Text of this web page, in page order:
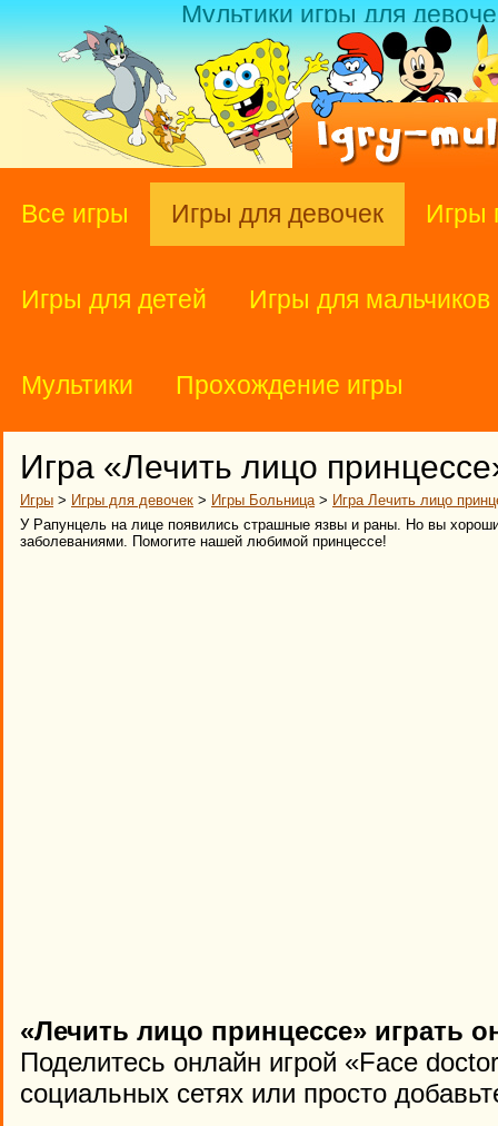
Мультики игры для
Все игры Игры для девочек Игры
Игры для детей Игры для мальчиков
Мультики Прохождение игры
Игра «Лечить лицо
Игры > Игры для девочек > Игры Больница> Игра Лечить лицо
У Рапунцель на лице появились страшные язвы и раны. Но вы
заболеваниями. Помогите нашей любимой принцессе!
«Лечить лицо принцессе» играть
Поделитесь онлайн игрой «Face
социальных сетях или просто